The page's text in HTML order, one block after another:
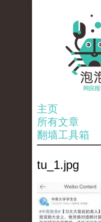
主页
所有文章
翻墙工具箱
tu_1.jpg